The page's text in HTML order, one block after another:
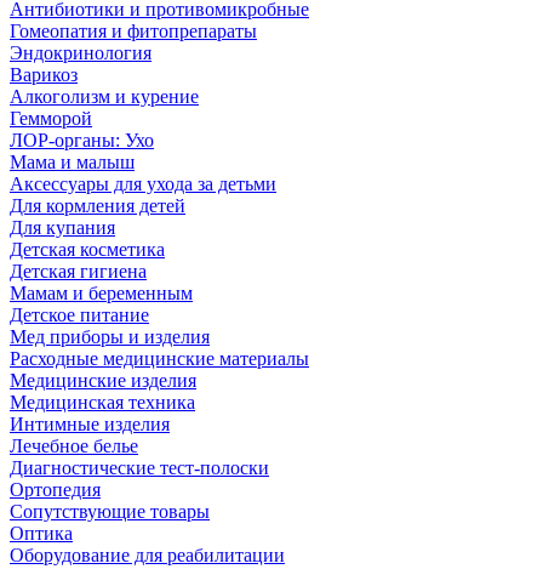
Антибиотики и противомикробные
Гомеопатия и фитопрепараты
Эндокринология
Варикоз
Алкоголизм и курение
Гемморой
ЛОР-органы: Ухо
Мама и малыш
Аксессуары для ухода за детьми
Для кормления детей
Для купания
Детская косметика
Детская гигиена
Мамам и беременным
Детское питание
Мед приборы и изделия
Расходные медицинские материалы
Медицинские изделия
Медицинская техника
Интимные изделия
Лечебное белье
Диагностические тест-полоски
Ортопедия
Сопутствующие товары
Оптика
Оборудование для реабилитации